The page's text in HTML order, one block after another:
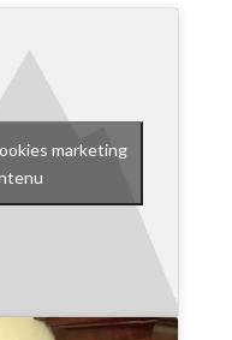
marketing